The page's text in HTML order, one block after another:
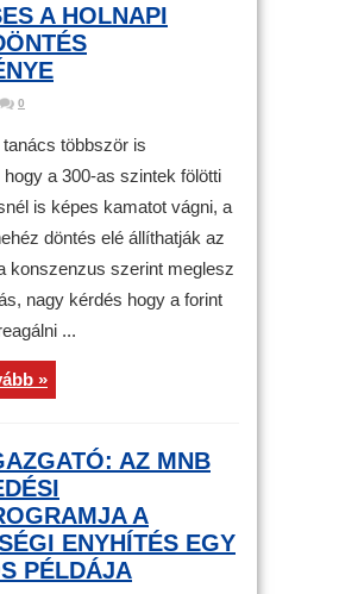
A HOLNAPI
0
többször is
a 300-as szintek fölötti
is képes kamatot vágni, a
döntés elé állíthatják az
konszenzus szerint meglesz
nagy kérdés hogy a forint
...
»
AZ MNB
A
ENYHÍTÉS EGY
PÉLDÁJA